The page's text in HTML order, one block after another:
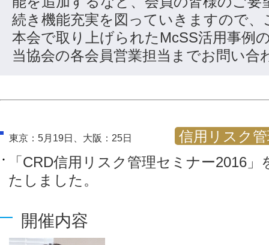
続き機能充実を図っていきますので、
本会で取り上げられたMcSS活用事例
当協会の各会員営業担当までお問い合
東京：5月19日、大阪：25日
信用リスク
「CRD信用リスク管理セミナー2016
たしました。
開催内容